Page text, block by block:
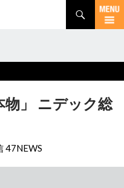
物」 ニデック総
47NEWS